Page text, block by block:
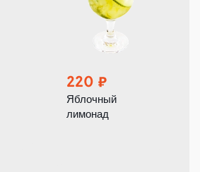
220
Яблочный
лимонад